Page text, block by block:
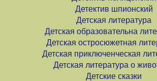
Детектив шпионский
Детская литература
Детская образовательна
Детская остросюжетная
Детская приключенческая
Детская литература о
Детские сказки